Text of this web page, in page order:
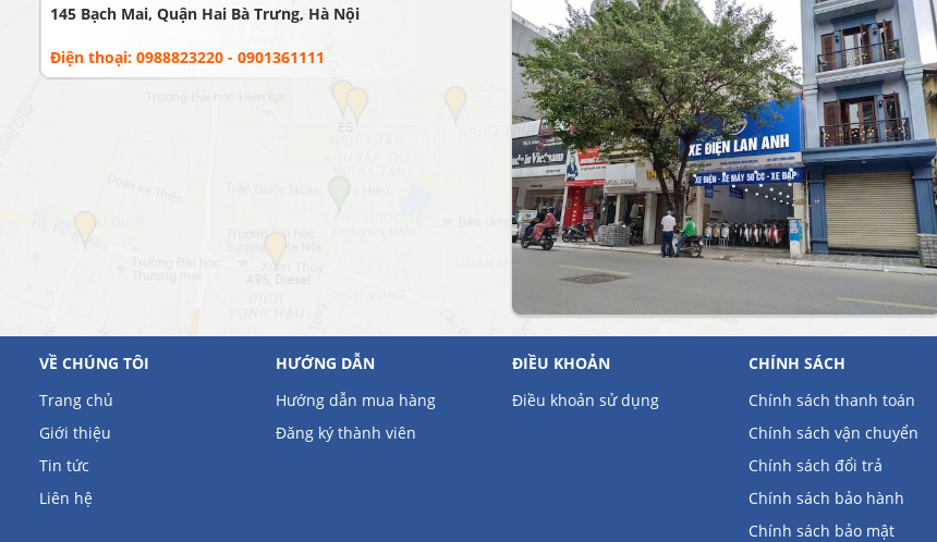
145 Bạch Mai, Quận Hai Bà Trưng, Hà Nội
Điện thoại: 0988823220 - 0901361111
VỀ CHÚNG TÔI
Trang chủ
Giới thiệu
Tin tức
Liên hệ
HƯỚNG DẪN
Hướng dẫn mua hàng
Đăng ký thành viên
ĐIỀU KHOẢN
Điều khoản sử dụng
CHÍNH SÁCH
Chính sách thanh toán
Chính sách vận chuyển
Chính sách đổi trả
Chính sách bảo hành
Chính sách bảo mật